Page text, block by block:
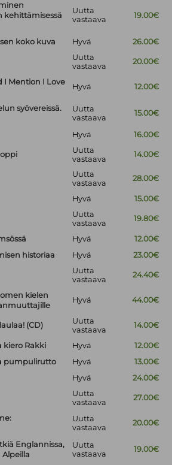
kehittämisessä
Uutta
vastaava
19.00€
koko kuva Hyvä 26.00€
Uutta
vastaava
20.00€
I Mention I Love
Hyvä 12.00€
syövereissä.
Uutta
vastaava
15.00€
Hyvä 16.00€
Uutta
vastaava
14.00€
Uutta
vastaava
28.00€
Hyvä 15.00€
Uutta
vastaava
19.80€
Hyvä
12.00€
historiaa
Hyvä 23.00€
Uutta
vastaava
24.40€
kielen
Hyvä 44.00€
(CD)
Uutta
vastaava
14.00€
kiero Rakki Hyvä
12.00€
pumpulirutto
Hyvä
13.00€
Hyvä 24.00€
Uutta
vastaava
27.00€
Uutta
vastaava
20.00€
Englannissa,
Alpeilla
Uutta
vastaava
19.00€